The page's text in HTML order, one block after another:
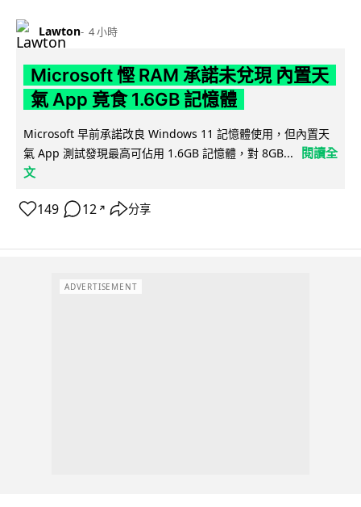
Lawton 4 小時
Microsoft 慳 RAM 承諾未兌現 內置天
氣 App 竟食 1.6GB 記憶體
Microsoft 早前承諾改良 Windows 11 記憶體使用，但內置天
氣 App 測試發現最高可佔用 1.6GB 記憶體，對 8GB...
閱讀全
文
149 12 ↗ 分享
ADVERTISEMENT